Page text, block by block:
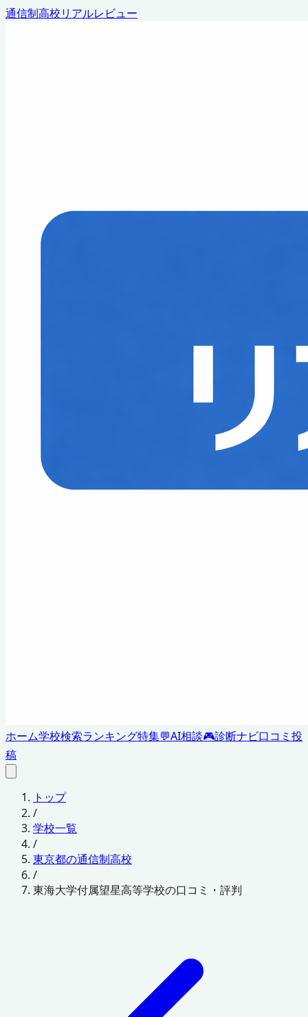
通信制高校リアルレビュー
ホーム学校検索ランキング特集💬AI相談🎮診断ナビ口コミ投
稿
トップ
/
学校一覧
/
東京都の通信制高校
/
東海大学付属望星高等学校の口コミ・評判